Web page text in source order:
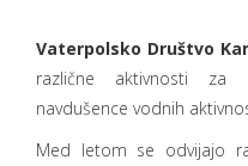
Vaterpolsko Društvo
različne aktivnosti za
navdušence vodnih
Med letom se odvijajo